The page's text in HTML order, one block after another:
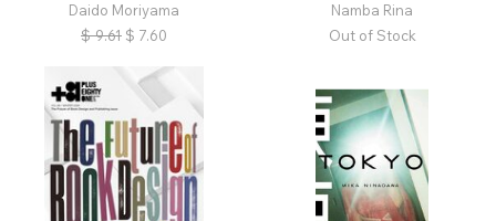
Daido Moriyama
$ 9.61 $ 7.60
Namba Rina
Out of Stock